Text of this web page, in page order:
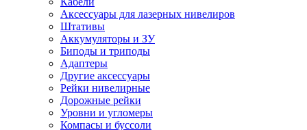
Аксессуары для лазерных нивелиров
Штативы
Аккумуляторы и ЗУ
Биподы и триподы
Адаптеры
Другие аксессуары
Рейки нивелирные
Дорожные рейки
Уровни и угломеры
Компасы и буссоли